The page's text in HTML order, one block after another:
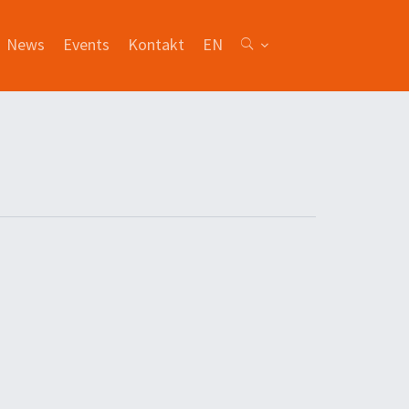
News Events Kontakt EN